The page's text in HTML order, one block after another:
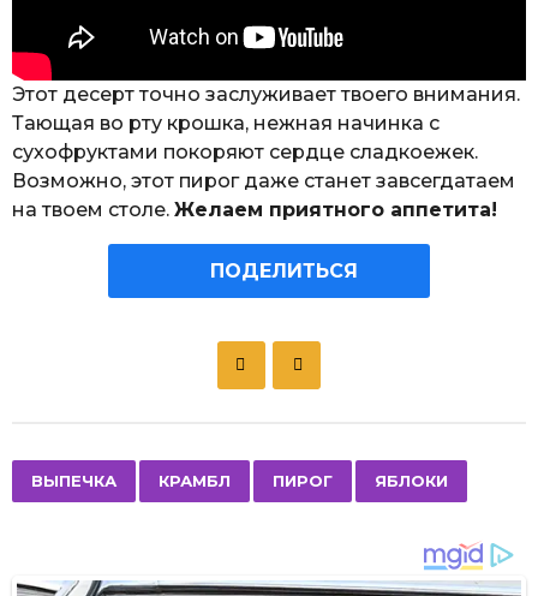
Этот десерт точно заслуживает твоего внимания.
Тающая во рту крошка, нежная начинка с
сухофруктами покоряют сердце сладкоежек.
Возможно, этот пирог даже станет завсегдатаем
на твоем столе. Желаем приятного аппетита!
ПОДЕЛИТЬСЯ
a
ВЫПЕЧКА КРАМБЛ ПИРОГ ЯБЛОКИ